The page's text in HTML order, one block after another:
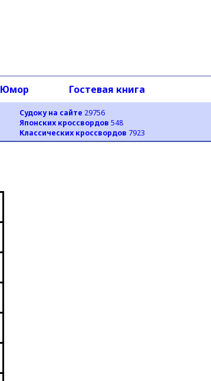
Судоку на сайте 29756
Японских кроссвордов 548
Классических кроссвордов 7923
Юмор Гостевая книга